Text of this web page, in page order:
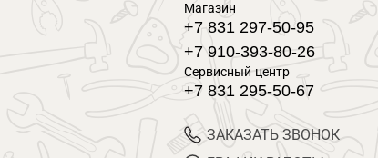
Магазин
+7 831 297-50-95
+7 910-393-80-26
Сервисный центр
+7 831 295-50-67
ЗАКАЗАТЬ ЗВОНОК